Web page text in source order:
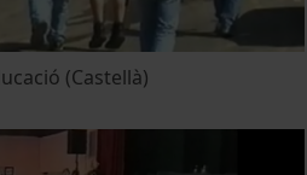
(Castellà)